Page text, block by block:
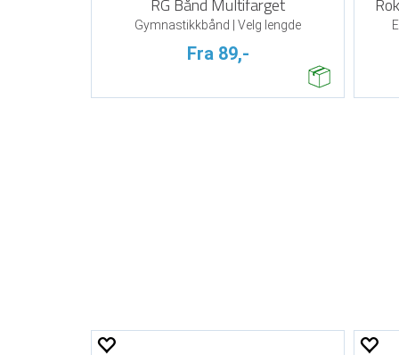
RG Bånd Multifarget
Gymnastikkbånd | Velg lengde
Fra 89,-